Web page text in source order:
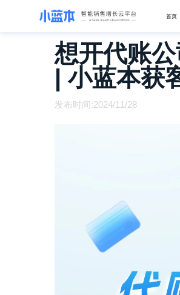
首页
想开代账
| 小蓝本获
发布时间:2024/11/28